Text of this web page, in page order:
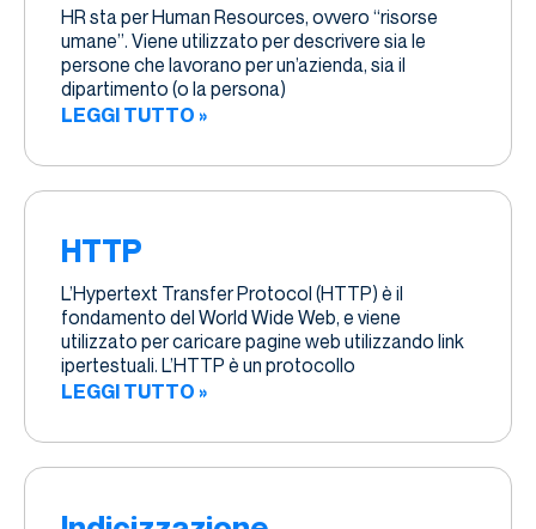
HR sta per Human Resources, ovvero “risorse
umane”. Viene utilizzato per descrivere sia le
persone che lavorano per un’azienda, sia il
dipartimento (o la persona)
LEGGI TUTTO »
HTTP
L’Hypertext Transfer Protocol (HTTP) è il
fondamento del World Wide Web, e viene
utilizzato per caricare pagine web utilizzando link
ipertestuali. L’HTTP è un protocollo
LEGGI TUTTO »